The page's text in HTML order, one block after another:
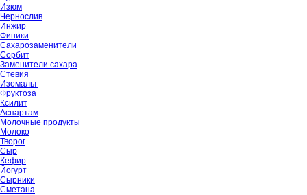
Изюм
Чернослив
Инжир
Финики
Сахарозаменители
Сорбит
Заменители сахара
Стевия
Изомальт
Фруктоза
Ксилит
Аспартам
Молочные продукты
Молоко
Творог
Сыр
Кефир
Йогурт
Сырники
Сметана